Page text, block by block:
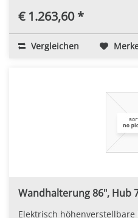
€ 1.263,60 *
Vergleichen
Wandhalterung 86", Hub
Elektrisch